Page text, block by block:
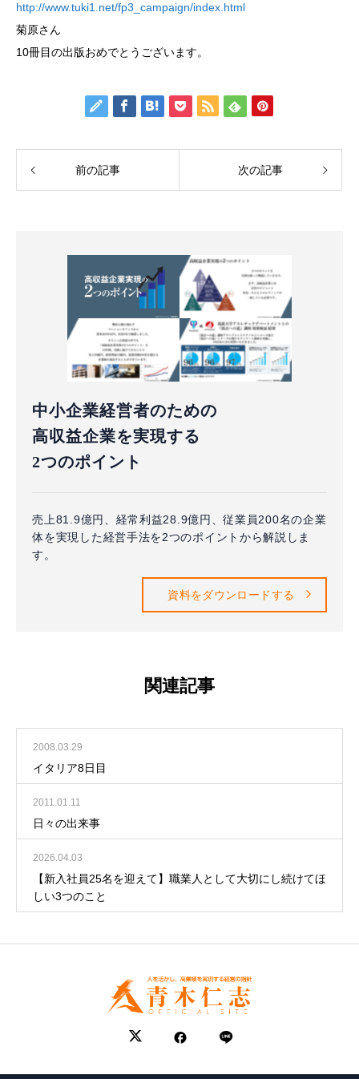
http://www.tuki1.net/fp3_campaign/index.html
菊原さん
10冊目の出版おめでとうございます。
前の記事 次の記事
中小企業経営者のための
高収益企業を実現する
2つのポイント
売上81.9億円、経常利益28.9億円、従業員200名の企業
体を実現した経営手法を2つのポイントから解説しま
す。
資料をダウンロードする
関連記事
2008.03.29
イタリア8日目
2011.01.11
日々の出来事
2026.04.03
【新入社員25名を迎えて】職業人として大切にし続けてほ
しい3つのこと